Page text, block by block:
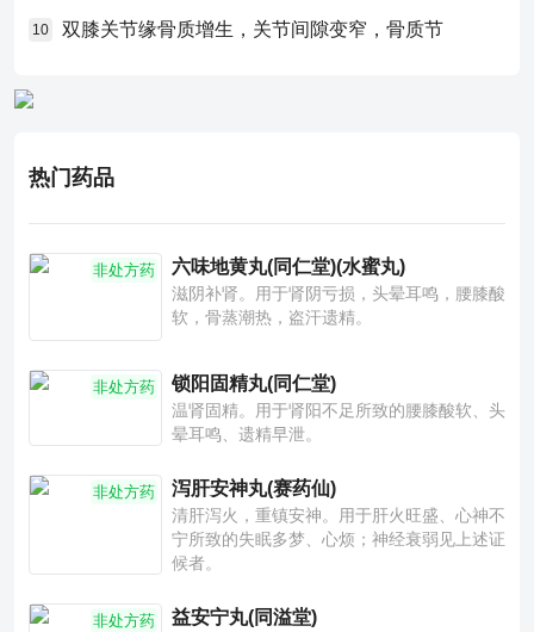
10 双膝关节缘骨质增生，关节间隙变窄，骨质节
热门药品
非处方药 六味地黄丸(同仁堂)(水蜜丸)
滋阴补肾。用于肾阴亏损，头晕耳鸣，腰膝酸
软，骨蒸潮热，盗汗遗精。
非处方药 锁阳固精丸(同仁堂)
温肾固精。用于肾阳不足所致的腰膝酸软、头
晕耳鸣、遗精早泄。
非处方药 泻肝安神丸(赛药仙)
清肝泻火，重镇安神。用于肝火旺盛、心神不
宁所致的失眠多梦、心烦；神经衰弱见上述证
候者。
非处方药 益安宁丸(同溢堂)